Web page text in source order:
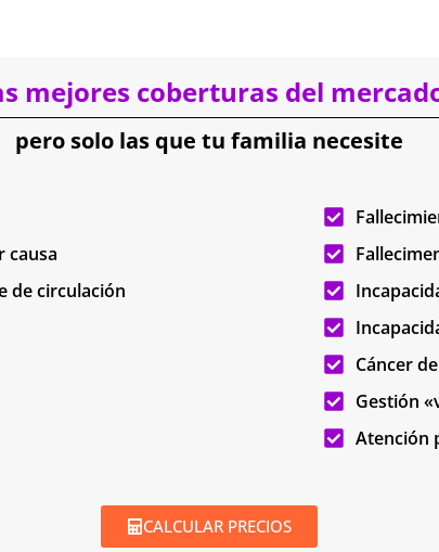
mejores coberturas del
pero solo las que tu familia necesite
causa
de circulación
Cáncer
Gestión
Atención
CALCULAR PRECIOS